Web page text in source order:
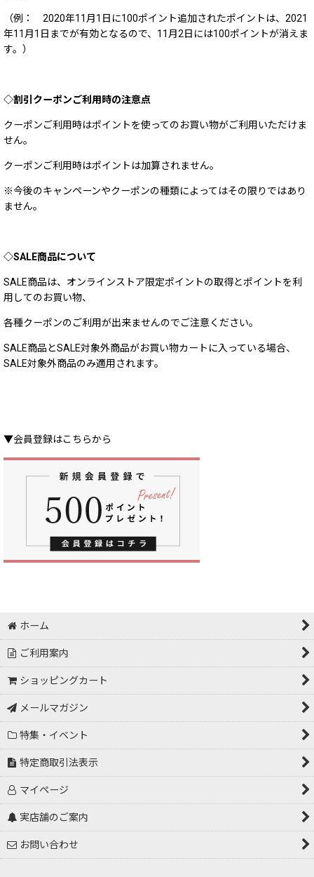
（例： 2020年11月1日に100ポイント追加されたポイントは、2021
年11月1日までが有効となるので、11月2日には100ポイントが消えま
す。）
◇割引クーポンご利用時の注意点
クーポンご利用時はポイントを使ってのお買い物がご利用いただけま
せん。
クーポンご利用時はポイントは加算されません。
※今後のキャンペーンやクーポンの種類によってはその限りではあり
ません。
◇SALE商品について
SALE商品は、オンラインストア限定ポイントの取得とポイントを利
用してのお買い物、
各種クーポンのご利用が出来ませんのでご注意ください。
SALE商品とSALE対象外商品がお買い物カートに入っている場合、
SALE対象外商品のみ適用されます。
▼会員登録はこちらから
ホーム
ご利用案内
ショッピングカート
メールマガジン
特集・イベント
特定商取引法表示
マイページ
実店舗のご案内
お問い合わせ